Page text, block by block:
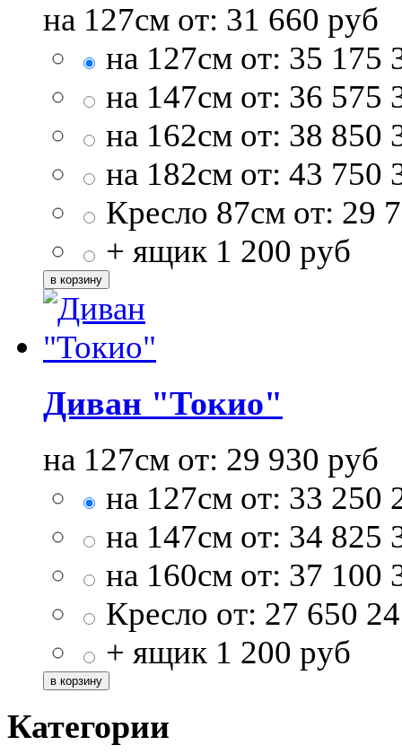
на 127см от: 31 660 руб
на 127см от: 35 175
на 147см от: 36 575
на 162см от: 38 850
на 182см от: 43 750
Кресло 87см от: 29
+ ящик 1 200 руб
Диван "Токио"
на 127см от: 29 930 руб
на 127см от: 33 250
на 147см от: 34 825
на 160см от: 37 100
Кресло от: 27 650
+ ящик 1 200 руб
Категории